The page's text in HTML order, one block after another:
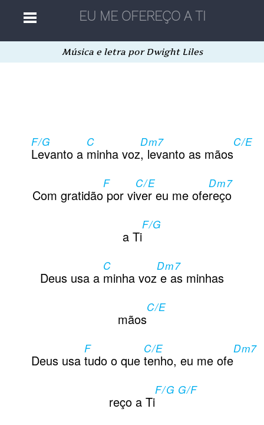
Home
Autores
Separatas
Contactos
Música e letra por Dwight Liles
F/G
Levanto a
C
minha voz
Dm7
, levanto as mãos
C/E
Com gratidão
F
por vi
C/E
ver eu me ofe
Dm7
reço
a Ti
F/G
Deus usa a
C
minha voz
Dm7
e as minhas
mãos
C/E
Deus usa
F
tudo o que
C/E
tenho, eu me ofe
Dm7
reço a Ti
F/G G/F